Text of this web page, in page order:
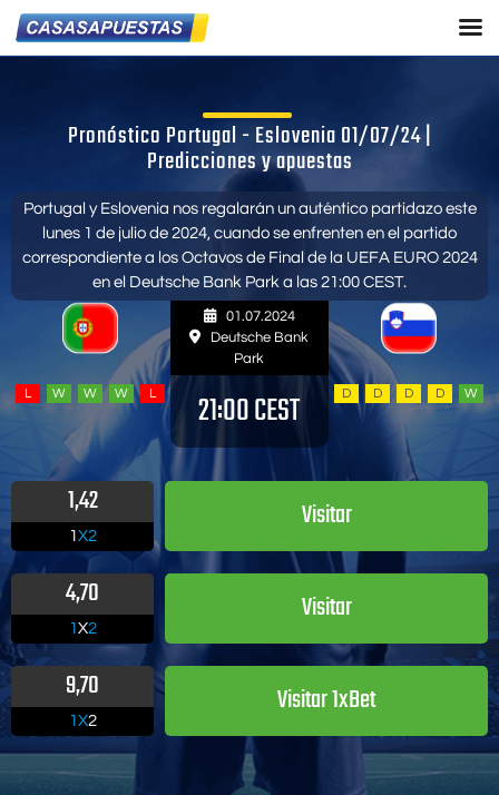
Pronóstico Portugal - Eslovenia 01/07/24 |
Predicciones y apuestas
Portugal y Eslovenia nos regalarán un auténtico partidazo este
lunes 1 de julio de 2024, cuando se enfrenten en el partido
correspondiente a los Octavos de Final de la UEFA EURO 2024
en el Deutsche Bank Park a las 21:00 CEST.
L W W W L
01.07.2024
Deutsche Bank
Park
21:00 CEST D D D D W
1,42
1 X2
Visitar
4,70
1 X2
Visitar
9,70
1X2
Visitar 1xBet